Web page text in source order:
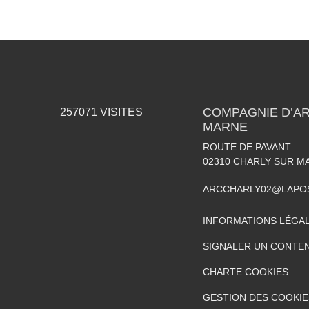
257071 VISITES
COMPAGNIE
MARNE
ROUTE DE PAVANT
02310 CHARLY SUR
INFORMATIONS
SIGNALER UN
CHARTE COOKIES
GESTION DES